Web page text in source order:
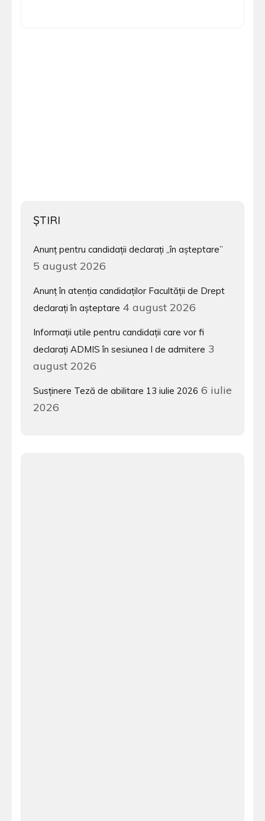
ŞTIRI
Anunț pentru candidații declarați „în așteptare”
5 august 2026
Anunț în atenția candidaților Facultății de Drept
declarați în așteptare 4 august 2026
Informații utile pentru candidații care vor fi
declarați ADMIS în sesiunea I de admitere 3
august 2026
Susținere Teză de abilitare 13 iulie 2026 6 iulie
2026